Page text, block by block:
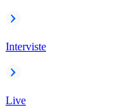
Interviste
Live